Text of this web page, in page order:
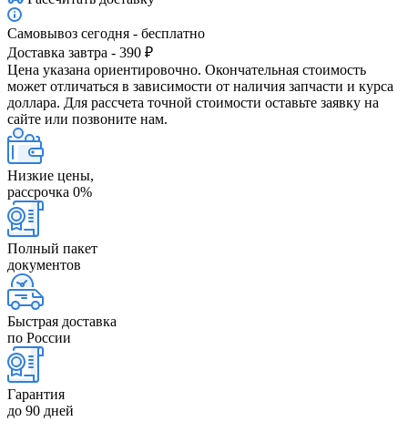
Самовывоз сегодня - бесплатно
Доставка завтра - 390 ₽
Цена указана ориентировочно. Окончательная стоимость
может отличаться в зависимости от наличия запчасти и курса
доллара. Для рассчета точной стоимости оставьте заявку на
сайте или позвоните нам.
Низкие цены,
рассрочка 0%
Полный пакет
документов
Быстрая доставка
по России
Гарантия
до 90 дней